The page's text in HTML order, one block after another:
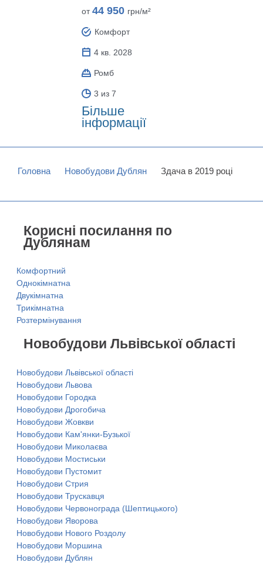
от44 950 грн/м²
Комфорт
4 кв. 2028
Ромб
3 из 7
Більше
інформації
Головна Новобудови Дублян Здача в 2019 році
Корисні посилання по
Дублянам
Комфортний
Однокімнатна
Двукімнатна
Трикімнатна
Розтермінування
Новобудови Львівської області
Новобудови Львівської області
Новобудови Львова
Новобудови Городка
Новобудови Дрогобича
Новобудови Жовкви
Новобудови Кам'янки-Бузької
Новобудови Миколаєва
Новобудови Мостиськи
Новобудови Пустомит
Новобудови Стрия
Новобудови Трускавця
Новобудови Червонограда (Шептицького)
Новобудови Яворова
Новобудови Нового Роздолу
Новобудови Моршина
Новобудови Дублян